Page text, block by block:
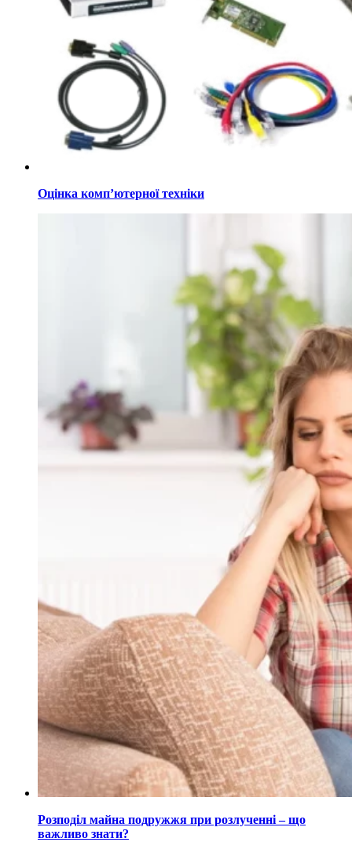
Оцінка комп’ютерної техніки
Розподіл майна подружжя при розлученні – що
важливо знати?